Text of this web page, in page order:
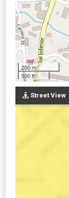
200 m
500 ft
Street View